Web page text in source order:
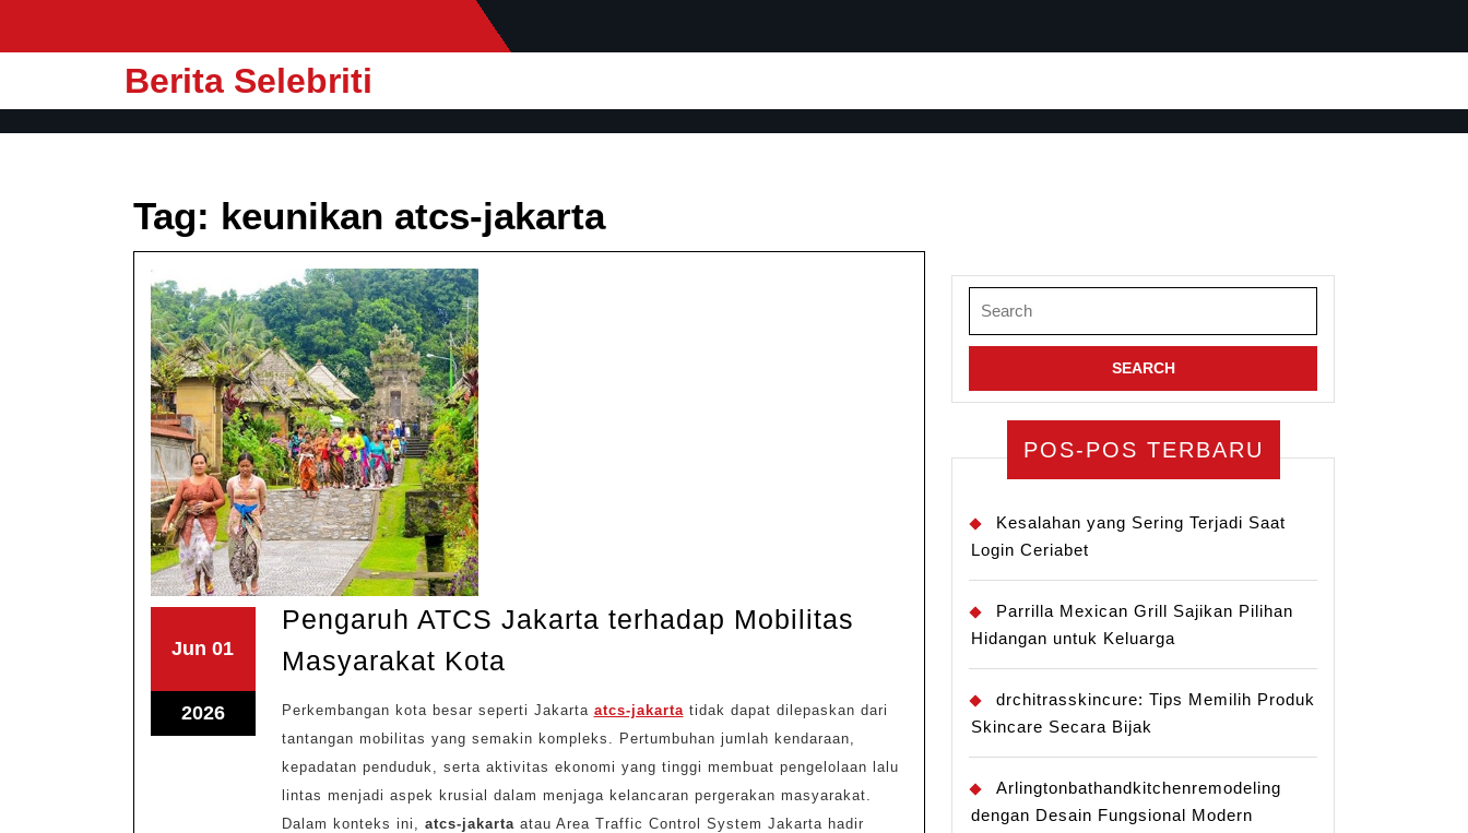
content
Berita Selebriti
Tag: keunikan atcs-jakarta
Jun Juni
2026
01Juni
2026Juni
1,
Pengaruh ATCS Jakarta terhadap Mobilitas
Masyarakat Kota
Jakarta
terhadap
Mobilitas
Masyarakat
Perkembangan kota besar seperti Jakarta atcs-jakartatidak dapat dilepaskan dari
tantangan mobilitas yang semakin kompleks. Pertumbuhan jumlah kendaraan,
kepadatan penduduk, serta aktivitas ekonomi yang tinggi membuat pengelolaan lalu
lintas menjadi aspek krusial dalam menjaga kelancaran pergerakan masyarakat.
Dalam konteks ini, atcs-jakartaatau Area Traffic Control System Jakarta hadir
for:
POS-POS TERBARU
Kesalahan yang Sering Terjadi Saat
Login Ceriabet
Parrilla Mexican Grill Sajikan Pilihan
Hidangan untuk Keluarga
drchitrasskincure: Tips Memilih Produk
Skincare Secara Bijak
Arlingtonbathandkitchenremodeling
dengan Desain Fungsional Modern